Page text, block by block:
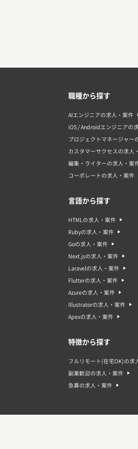
職種から探す
AIエンジニアの求人・案件
iOS / Androidエンジニアの
プロジェクトマネージャー
カスタマーサクセスの求人
編集・ライターの求人・案
コーポレートの求人・案件
言語から探す
HTMLの求人・案件
Rubyの求人・案件
Goの求人・案件
Next.jsの求人・案件
Laravelの求人・案件
Flutterの求人・案件
Azureの求人・案件
Illustratorの求人・案件
Apexの求人・案件
特徴から探す
フルリモート(在宅OK)の求
副業歓迎の求人・案件
急募の求人・案件